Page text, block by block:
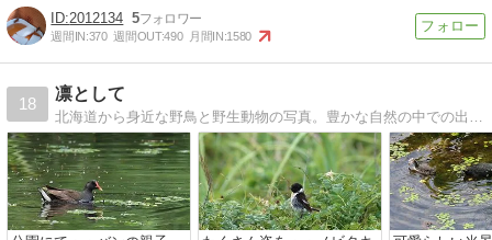
2012134 5
週間IN:370 週間OUT:490 月間IN:1580
18
凛として
北海道から身近な野鳥と野生動物の写真。豊かな自然の中での出逢いを楽しんでいます。